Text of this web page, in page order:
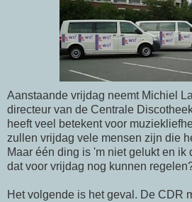
Aanstaande vrijdag neemt Michiel
directeur van de Centrale
heeft veel betekent voor
zullen vrijdag vele mensen zijn die
Maar één ding is 'm niet gelukt en ik
dat voor vrijdag nog kunnen
Het volgende is het geval. De CDR